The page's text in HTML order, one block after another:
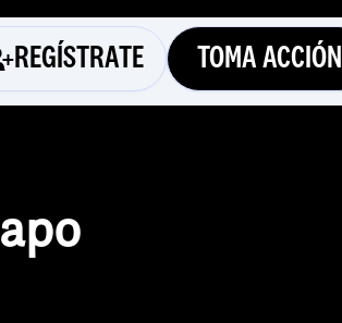
REGÍSTRATE TOMA ACCIÓN